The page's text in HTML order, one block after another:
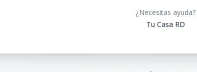
¿Necesitas ayuda?
Tu Casa RD